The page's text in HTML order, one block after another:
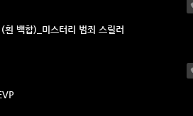
백합)_미스터리 범죄 스릴러